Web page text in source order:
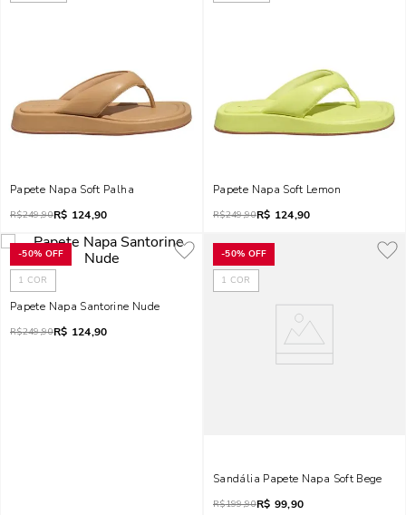
Papete Napa Soft Palha
R$249,90R$ 124,90
Papete Napa Soft Lemon
R$249,90R$ 124,90
-50% OFF
1 COR
Papete Napa Santorine Nude
R$249,90R$ 124,90
-50% OFF
1 COR
Sandália Papete Napa Soft Bege
R$199,90R$ 99,90